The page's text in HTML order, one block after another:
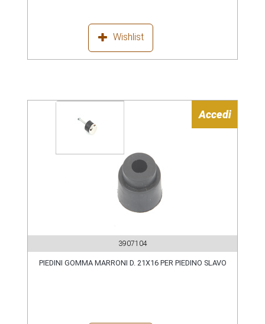
Wishlist
Accedi
3907104
PIEDINI GOMMA MARRONI D. 21X16 PER PIEDINO SLAVO